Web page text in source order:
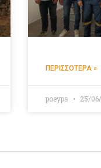
ΠΕΡΙΣΣΌΤΕΡΑ »
poeyps 25/